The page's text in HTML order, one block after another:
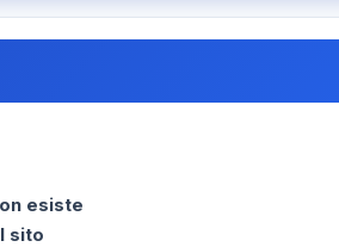
esiste
sito